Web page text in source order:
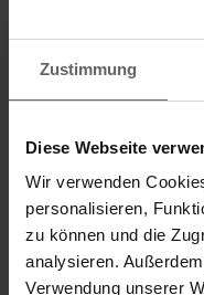
Zustimmung
Diese Webseite
Wir verwenden
personalisieren,
zu können und die
analysieren.
Verwendung unserer
33.8623EUR
2017-08-29; UTC+2
f) Place of the transaction
Name: